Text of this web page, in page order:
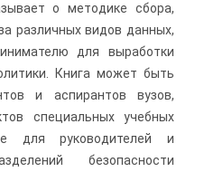
о методике сбора,
различных видов данных,
для выработки
Книга может быть
и аспирантов вузов,
специальных учебных
для руководителей и
безопасности